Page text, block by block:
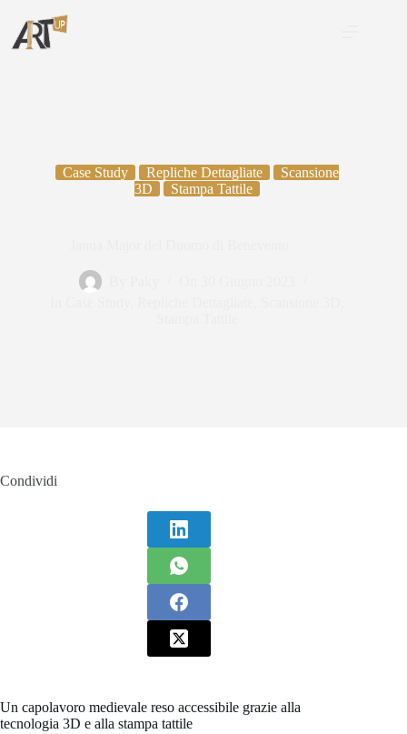
Case Study Repliche Dettagliate
Scansione
3D
Stampa Tattile
Condividi
Un capolavoro medievale reso accessibile grazie alla
tecnologia 3D e alla stampa tattile